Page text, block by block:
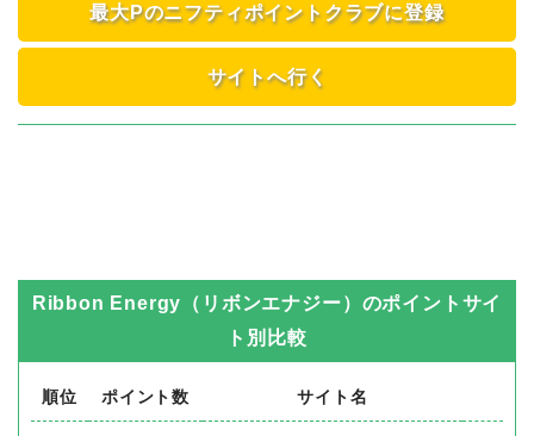
最大Pのニフティポイントクラブに登録
サイトへ行く
Ribbon Energy（リボンエナジー） のポイントサイ
ト別比較
順位 ポイント数 サイト名